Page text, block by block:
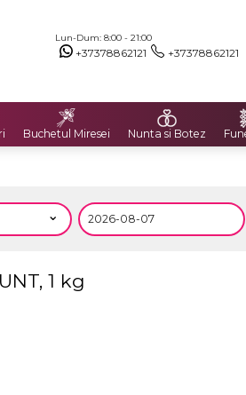
Lun-Dum: 8:00 - 21:00
+37378862121 +37378862121
Buchetul Miresei Nunta si Botez
1 kg